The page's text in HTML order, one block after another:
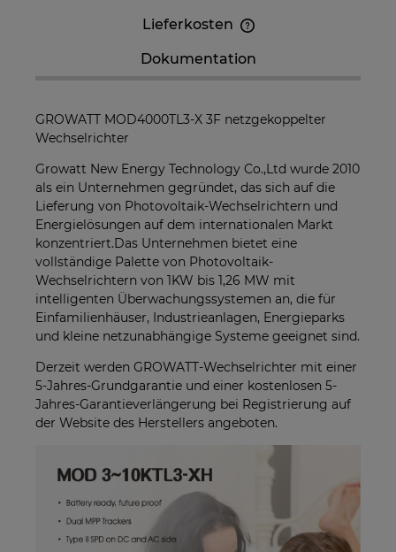
Lieferkosten
enthalten. Die Versandkosten können höher
Dokumentation
GROWATT MOD4000TL3-X 3F netzgekoppelter
Wechselrichter
Growatt New Energy Technology Co.,Ltd wurde 2010
als ein Unternehmen gegründet, das sich auf die
Lieferung von Photovoltaik-Wechselrichtern und
Energielösungen auf dem internationalen Markt
konzentriert.Das Unternehmen bietet eine
vollständige Palette von Photovoltaik-
Wechselrichtern von 1KW bis 1,26 MW mit
intelligenten Überwachungssystemen an, die für
Einfamilienhäuser, Industrieanlagen, Energieparks
und kleine netzunabhängige Systeme geeignet sind.
Derzeit werden GROWATT-Wechselrichter mit einer
5-Jahres-Grundgarantie und einer kostenlosen 5-
Jahres-Garantieverlängerung bei Registrierung auf
der Website des Herstellers angeboten.